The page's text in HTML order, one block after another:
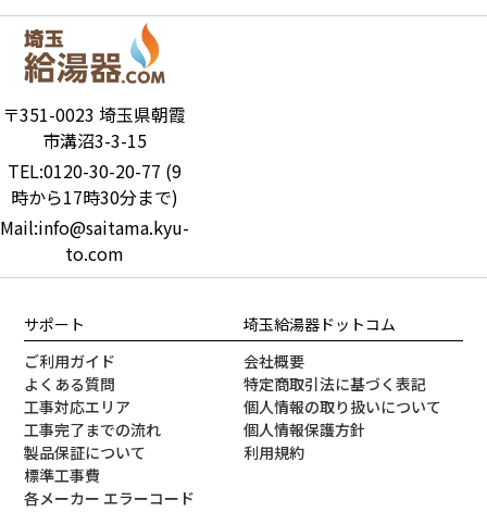
〒351-0023 埼玉県朝霞
市溝沼3-3-15
TEL:0120-30-20-77 (9
時から17時30分まで)
Mail:info@saitama.kyu-
to.com
サポート
ご利用ガイド
よくある質問
工事対応エリア
工事完了までの流れ
製品保証について
標準工事費
各メーカー エラーコード
埼玉給湯器ドットコム
会社概要
特定商取引法に基づく表記
個人情報の取り扱いについて
個人情報保護方針
利用規約